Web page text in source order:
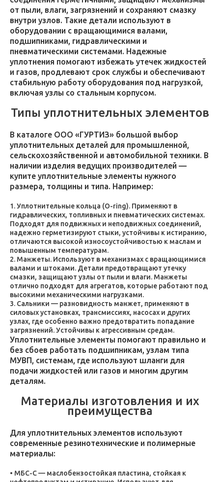
от пыли, влаги, загрязнений и сохраняют смазку
внутри узлов. Такие детали используют в
оборудовании с вращающимися валами,
подшипниками, гидравлическими и
пневматическими системами. Надежные
уплотнения помогают избежать утечек жидкостей
и газов, продлевают срок службы и обеспечивают
стабильную работу оборудования под нагрузкой,
включая узлы со стальным корпусом.
Типы уплотнительных элементов
В каталоге ООО «ГУРТИЗ» большой выбор
уплотнительных деталей для промышленной,
сельскохозяйственной и автомобильной техники. В
наличии изделия ведущих производителей —
купите уплотнительные элементы нужного
размера, толщины и типа. Например:
Уплотнительные кольца (O-ring). Применяют в
гидравлических, топливных и пневматических системах.
Подходят для подвижных и неподвижных соединений,
надежно герметизируют стыки, устойчивы к истиранию,
отличаются высокой износоустойчивостью к маслам и
повышенным температурам.
Манжеты. Используют в механизмах с вращающимися
валами и штоками. Детали предотвращают утечку
смазки, защищают узлы от пыли и влаги. Манжеты
отлично подходят для агрегатов, которые работают под
высокими механическими нагрузками.
Сальники — разновидность манжет, применяют в
силовых установках, трансмиссиях, насосах и других
узлах, где особенно важно предотвратить попадание
загрязнений. Устойчивы к агрессивным средам.
Уплотнительные элементы помогают правильно и
без сбоев работать подшипникам, узлам типа
МУВП, системам, где используют шланги для
подачи жидкостей или газов и многим другим
деталям.
Материалы изготовления и их
преимущества
Для уплотнительных элементов используют
современные резинотехнические и полимерные
материалы:
МБС-С — маслобензостойкая пластина, стойкая к